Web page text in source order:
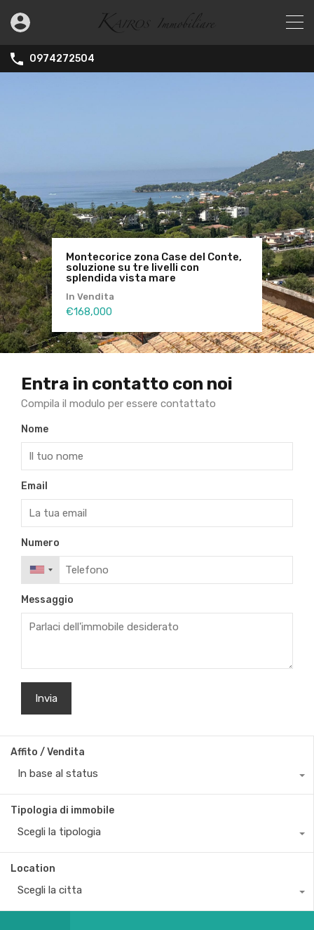
0974272504
Montecorice zona Case del Conte,
soluzione su tre livelli con
splendida vista mare
In Vendita
€168,000
Agropoli-villa indipendente con
vista mare e terazzo
panoramicissimo
In Vendita
€650,000
Ogliastro Cilento – Frazione
Eredita-Villa indipendente con
terreno
In Vendita
€495,000
Entra in contatto con noi
Compila il modulo per essere contattato
Nome
Email
Numero
Messaggio
Affito / Vendita
In base al status
Tipologia di immobile
Scegli la tipologia
Location
Scegli la citta